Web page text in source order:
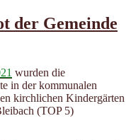
der Gemeinde
wurden die
in der kommunalen
kirchlichen Kindergärten
(TOP 5)